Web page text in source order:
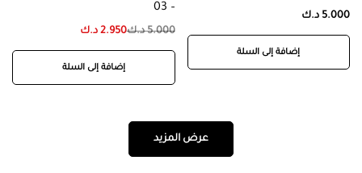
5.000 د.ك
إضافة إلى السلة
– 03
5.000 د.ك2.950 د.ك
إضافة إلى السلة
عرض المزيد